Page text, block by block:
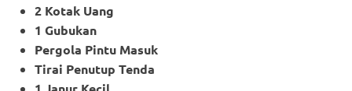
2 Kotak Uang
1 Gubukan
Pergola Pintu Masuk
Tirai Penutup Tenda